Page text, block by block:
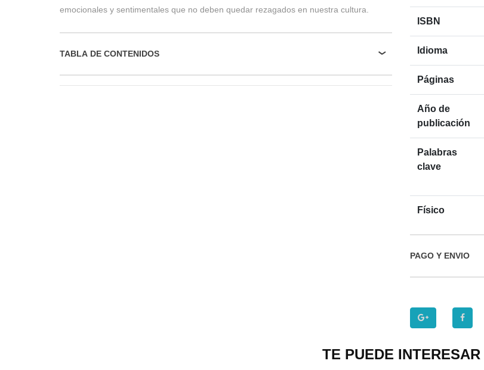
emocionales y sentimentales que no deben quedar rezagados en nuestra cultura.
TABLA DE CONTENIDOS
ISBN
Idioma
Páginas
Año de
publicación
Palabras
clave
Físico
PAGO Y ENVIO
TE PUEDE INTERESAR